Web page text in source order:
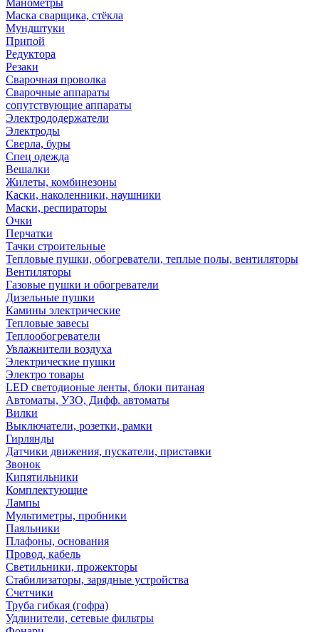
Манометры
Маска сварщика, стёкла
Мундштуки
Припой
Редуктора
Резаки
Сварочная проволка
Сварочные аппараты
сопутствующие аппараты
Электрододержатели
Электроды
Сверла, буры
Спец одежда
Вешалки
Жилеты, комбинезоны
Каски, наколенники, наушники
Маски, респираторы
Очки
Перчатки
Тачки строительные
Тепловые пушки, обогреватели, теплые полы, вентиляторы
Вентиляторы
Газовые пушки и обогреватели
Дизельные пушки
Камины электрические
Тепловые завесы
Теплообогреватели
Увлажнители воздуха
Электрические пушки
Электро товары
LED светодионые ленты, блоки питаная
Автоматы, УЗО, Дифф. автоматы
Вилки
Выключатели, розетки, рамки
Гирлянды
Датчики движения, пускатели, приставки
Звонок
Кипятильники
Комплектующие
Лампы
Мультиметры, пробники
Паяльники
Плафоны, основания
Провод, кабель
Светильники, прожекторы
Стабилизаторы, зарядные устройства
Счетчики
Труба гибкая (гофра)
Удлинители, сетевые фильтры